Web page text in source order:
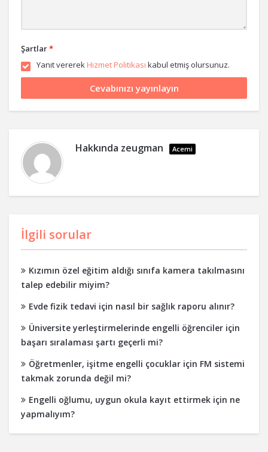
Şartlar*
Yanıt vererek Hizmet Politikası kabul etmiş olursunuz.
Hakkında zeugman Acemi
İlgili sorular
Kızımın özel eğitim aldığı sınıfa kamera takılmasını
talep edebilir miyim?
Evde fizik tedavi için nasıl bir sağlık raporu alınır?
Üniversite yerleştirmelerinde engelli öğrenciler için
başarı sıralaması şartı geçerli mi?
Öğretmenler, işitme engelli çocuklar için FM sistemi
takmak zorunda değil mi?
Engelli oğlumu, uygun okula kayıt ettirmek için ne
yapmalıyım?